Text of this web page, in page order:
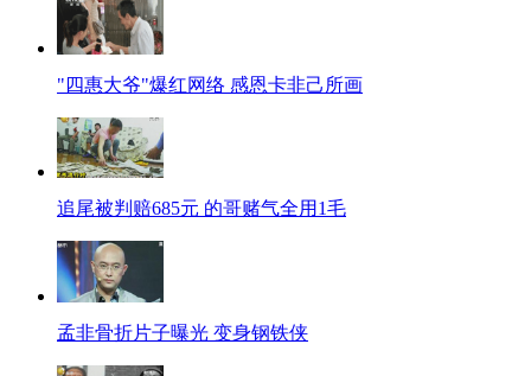
"四惠大爷"爆红网络 感恩卡非己所画
追尾被判赔685元 的哥赌气全用1毛
孟非骨折片子曝光 变身钢铁侠